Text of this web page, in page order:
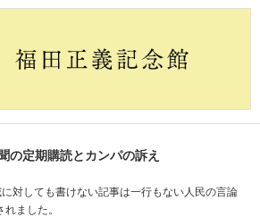
の定期購読とカンパの訴え
対しても書けない記事は一行もない人民の言論
ました。